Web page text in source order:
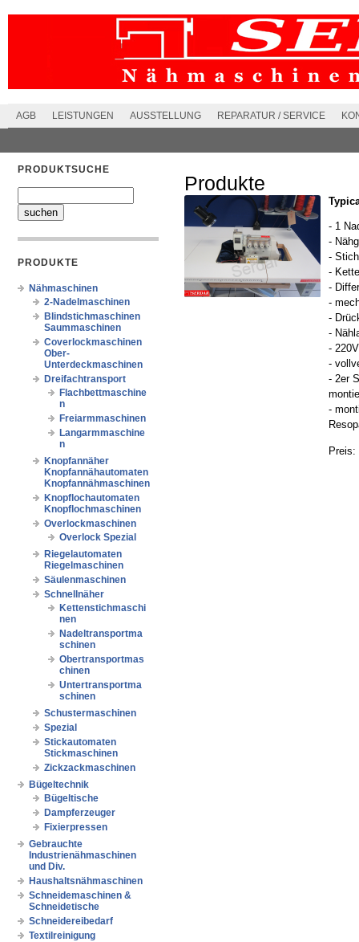
AGB LEISTUNGEN AUSSTELLUNG REPARATUR / SERVICE
PRODUKTSUCHE
PRODUKTE
Nähmaschinen
2-Nadelmaschinen
Blindstichmaschinen
Saummaschinen
Coverlockmaschinen
Ober-
Unterdeckmaschinen
Dreifachtransport
Flachbettmaschine
n
Freiarmmaschinen
Langarmmaschine
n
Knopfannäher
Knopfannähautomaten
Knopfannähmaschinen
Knopflochautomaten
Knopflochmaschinen
Overlockmaschinen
Overlock Spezial
Riegelautomaten
Riegelmaschinen
Säulenmaschinen
Schnellnäher
Kettenstichmaschi
nen
Nadeltransportma
schinen
Obertransportmas
chinen
Untertransportma
schinen
Schustermaschinen
Spezial
Stickautomaten
Stickmaschinen
Zickzackmaschinen
Bügeltechnik
Bügeltische
Dampferzeuger
Fixierpressen
Gebrauchte
Industrienähmaschinen
und Div.
Haushaltsnähmaschinen
Schneidemaschinen &
Schneidetische
Schneidereibedarf
Textilreinigung
Produkte
- 1
-
-
-
-
-
-
-
-
-
- 2er
-
Preis: